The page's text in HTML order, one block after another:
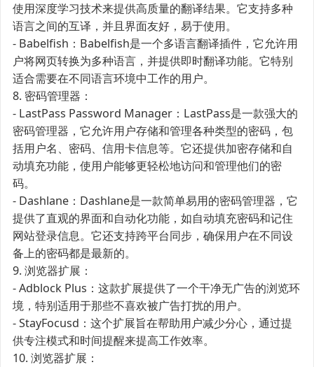
使用深度学习技术来提供高质量的翻译结果。它支持多种
语言之间的互译，并且界面友好，易于使用。
- Babelfish：Babelfish是一个多语言翻译插件，它允许用
户将网页转换为多种语言，并提供即时翻译功能。它特别
适合需要在不同语言环境中工作的用户。
8. 密码管理器：
- LastPass Password Manager：LastPass是一款强大的
密码管理器，它允许用户存储和管理各种类型的密码，包
括用户名、密码、信用卡信息等。它还提供加密存储和自
动填充功能，使用户能够更轻松地访问和管理他们的密
码。
- Dashlane：Dashlane是一款简单易用的密码管理器，它
提供了直观的界面和自动化功能，如自动填充密码和记住
网站登录信息。它还支持跨平台同步，确保用户在不同设
备上的密码都是最新的。
9. 浏览器扩展：
- Adblock Plus：这款扩展提供了一个干净无广告的浏览环
境，特别适用于那些不喜欢被广告打扰的用户。
- StayFocusd：这个扩展旨在帮助用户减少分心，通过提
供专注模式和时间提醒来提高工作效率。
10. 浏览器扩展：